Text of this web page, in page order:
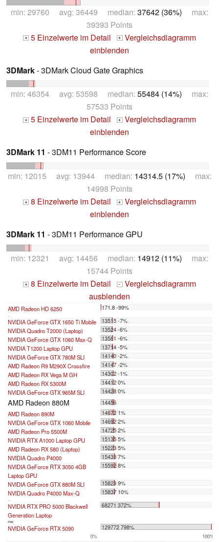
min: 29760 avg: 36449 median: 37642 (36%) max:
39393 Points
+ 5 Einzelwerte im Detail + Vergleichsdiagramm
einblenden
3DMark- 3DMark Cloud Gate Graphics
min: 46354 avg: 53598 median: 55484 (14%) max:
57533 Points
+ 5 Einzelwerte im Detail + Vergleichsdiagramm
einblenden
3DMark 11 - 3DM11 Performance Score
min: 12015 avg: 13944 median: 14314.5 (17%) max:
14998 Points
+ 8 Einzelwerte im Detail + Vergleichsdiagramm
einblenden
3DMark 11 - 3DM11 Performance GPU
min: 12321 avg: 14456 median: 14912 (11%) max:
15744 Points
+ 8 Einzelwerte im Detail - Vergleichsdiagramm
ausblenden
AMD Radeon HD 6250 171.8 -99%
...
NVIDIA GeForce GTX 1650 Ti Mobile
13515 -7%
NVIDIA Quadro T2000 (Laptop)
13524 -6%
NVIDIA GeForce GTX 1060 Max-Q
13581 -6%
NVIDIA T1200 Laptop GPU
13714 -5%
NVIDIA GeForce GTX 780M SLI
14140 -2%
AMD Radeon R9 M290X Crossfire
14147 -2%
AMD Radeon RX Vega M GH
14302 -1%
AMD Radeon RX 5300M
14412 0%
NVIDIA GeForce GTX 965M SLI
14428 0%
AMD Radeon 880M
14456
AMD Radeon 890M
14672 1%
NVIDIA GeForce GTX 1060 Mobile
14692 2%
AMD Radeon Pro 5500M
14725 2%
NVIDIA RTX A1000 Laptop GPU
15135 5%
AMD Radeon RX 580 (Laptop)
15223 5%
NVIDIA Quadro P4000
15433 7%
NVIDIA GeForce RTX 3050 4GB
Laptop GPU
15592 8%
NVIDIA GeForce GTX 880M SLI
15823 9%
NVIDIA Quadro P4000 Max-Q
15837 10%
...
NVIDIA RTX PRO 5000 Blackwell
Generation Laptop
68271 372%
max:
NVIDIA GeForce RTX 5090 129772 798%
0% 100%